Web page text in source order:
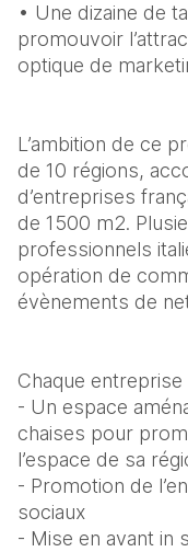
• Une dizaine de
promouvoir
optique de
L’ambition de ce
de 10 régions,
d’entreprises
de 1500 m2.
professionnels
opération de
évènements de
Chaque
- Un espace
chaises pour
l’espace de sa
- Promotion de
sociaux
- Mise en avant